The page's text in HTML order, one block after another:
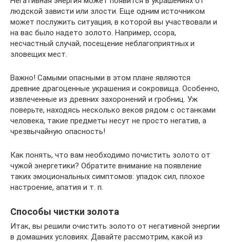
людской зависти или злости. Еще одним источником
может послужить ситуация, в которой вы участвовали и
на вас было надето золото. Например, ссора,
несчастный случай, посещение неблагоприятных и
зловещих мест.
Важно! Самыми опасными в этом плане являются
древние драгоценные украшения и сокровища. Особенно,
извлеченные из древних захоронений и гробниц. Уж
поверьте, находясь несколько веков рядом с останками
человека, такие предметы несут не просто негатив, а
чрезвычайную опасность!
Как понять, что вам необходимо почистить золото от
чужой энергетики? Обратите внимание на появление
таких эмоциональных симптомов: упадок сил, плохое
настроение, апатия и т. п.
Способы чистки золота
Итак, вы решили очистить золото от негативной энергии
в домашних условиях. Давайте рассмотрим, какой из